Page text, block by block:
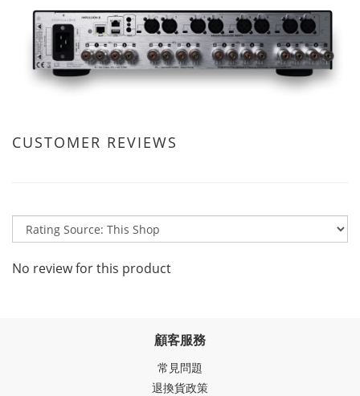
CUSTOMER REVIEWS
No review for this product
顧客服務
常見問題
退換貨政策